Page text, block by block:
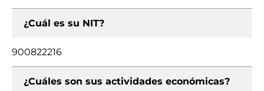
¿Cuál es su NIT?
900822216
¿Cuáles son sus actividades económicas?